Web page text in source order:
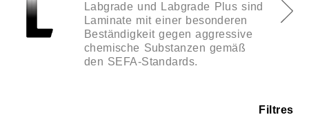
Labgrade und Labgrade Plus sind
Laminate mit einer besonderen
Beständigkeit gegen aggressive
chemische Substanzen gemäß
den SEFA-Standards.
Filtres